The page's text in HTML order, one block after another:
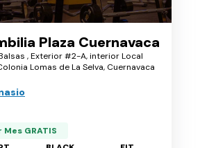
Plaza Cuernavaca
, Exterior #2-A, interior Local
Lomas de La Selva, Cuernavaca
GRATIS